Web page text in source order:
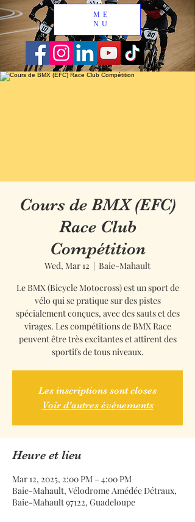
ME
NU
Cours de BMX (EFC)
Race Club
Compétition
Wed, Mar 12
  |
Baie-Mahault
Le BMX (Bicycle Motocross) est un sport de
vélo qui se pratique sur des pistes
spécialement conçues, avec des sauts et des
virages. Les compétitions de BMX Race
peuvent être très excitantes et attirent des
sportifs de tous niveaux.
Les inscriptions sont closes
Voir d'autres événements
Heure et lieu
Mar 12, 2025, 2:00 PM – 4:00 PM
Baie-Mahault, Vélodrome Amédée Détraux,
Baie-Mahault 97122, Guadeloupe